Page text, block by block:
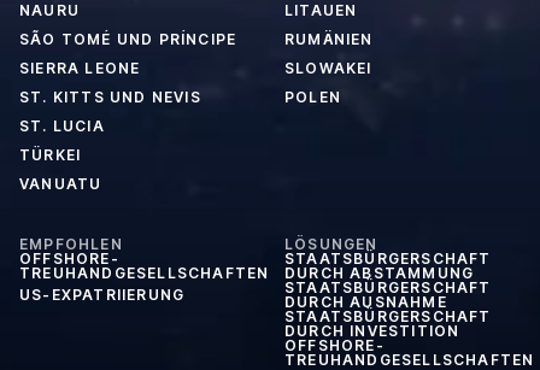
NAURU
SÃO TOMÉ UND PRÍNCIPE
SIERRA LEONE
ST. KITTS UND NEVIS
ST. LUCIA
TÜRKEI
VANUATU
LITAUEN
RUMÄNIEN
SLOWAKEI
POLEN
EMPFOHLEN
OFFSHORE-
TREUHANDGESELLSCHAFTEN
US-EXPATRIIERUNG
LÖSUNGEN
STAATSBÜRGERSCHAFT
DURCH ABSTAMMUNG
STAATSBÜRGERSCHAFT
DURCH AUSNAHME
STAATSBÜRGERSCHAFT
DURCH INVESTITION
OFFSHORE-
TREUHANDGESELLSCHAFTEN